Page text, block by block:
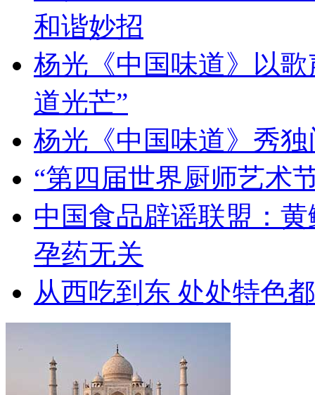
和谐妙招
杨光《中国味道》以
道光芒”
杨光《中国味道》秀
“第四届世界厨师艺术
中国食品辟谣联盟：
孕药无关
从西吃到东 处处特色